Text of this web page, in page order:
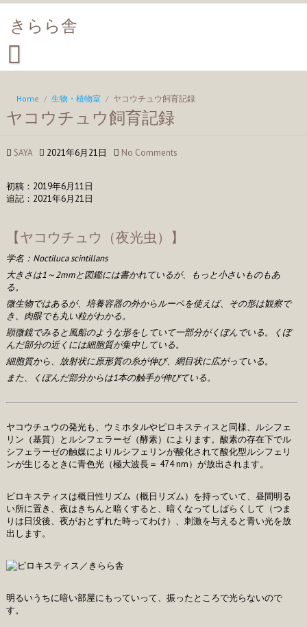
きらら舎
Home / 生物・植物室 / ヤコウチュウ飼育記録
ヤコウチュウ飼育記録
SAYA 2021年6月21日 No Comments
初稿：2019年6月11日
追記：2021年6月21日
【ヤコウチュウ（夜光虫）】
学名：Noctiluca scintillans
大きさは1～2mmと図鑑には書かれているが、もっと小さいものもあ
る。
微生物ではあるが、培養容器の外からルーペを使えば、その形は観察で
き、肉眼でも丸い粒がわかる。
顕微鏡でみると風船のような形をしていて一部分がくぼんでいる。くぼ
んだ部分の近くには細胞質が集中している。
細胞質から、放射状に原形質の糸が伸び、網目状に広がっている。
また、くぼんだ部分からは1本の触手が伸びている。
ヤコウチュウの発光も、ウミホタルやピロキスティスと同様、ルシフェ
リン（基質）とルシフェラーゼ（酵素）によります。酸素の存在下でル
シフェラーゼの触媒によりルシフェリンが酸化されて酸化型ルシフェリ
ンが生じるときに青色光（極大波長＝ 474 nm）が放出されます。
ピロキスティスは概日性リズム（概日リズム）を持っていて、昼間明る
い所に置き、夜はきちんと暗くすると、暗くなってしばらくして（つま
りは日没後、夜がおとずれた時ってわけ）、刺激を与えると青い光を放
出します。
明るいうちに暗い部屋にもっていって、振ったところで光らないので
す。